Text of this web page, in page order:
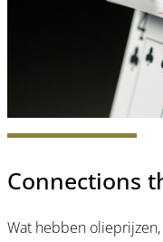
Connections
Wat hebben